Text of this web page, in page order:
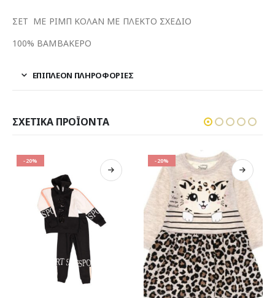
ΣΕΤ ΜΕ ΡΙΜΠ ΚΟΛΑΝ ΜΕ ΠΛΕΚΤΟ ΣΧΕΔΙΟ
100% ΒΑΜΒΑΚΕΡΟ
ΕΠΙΠΛΈΟΝ ΠΛΗΡΟΦΟΡΊΕΣ
ΣΧΕΤΙΚΆ ΠΡΟΪΌΝΤΑ
-20%